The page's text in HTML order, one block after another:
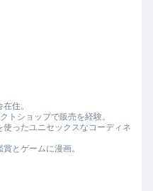
住。
トショップで販売を経験。
使ったユニセックスなコーディネ
とゲームに漫画。